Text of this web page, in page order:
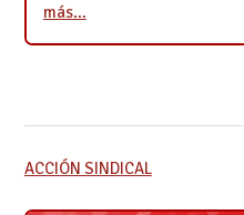
más…
ACCIÓN SINDICAL